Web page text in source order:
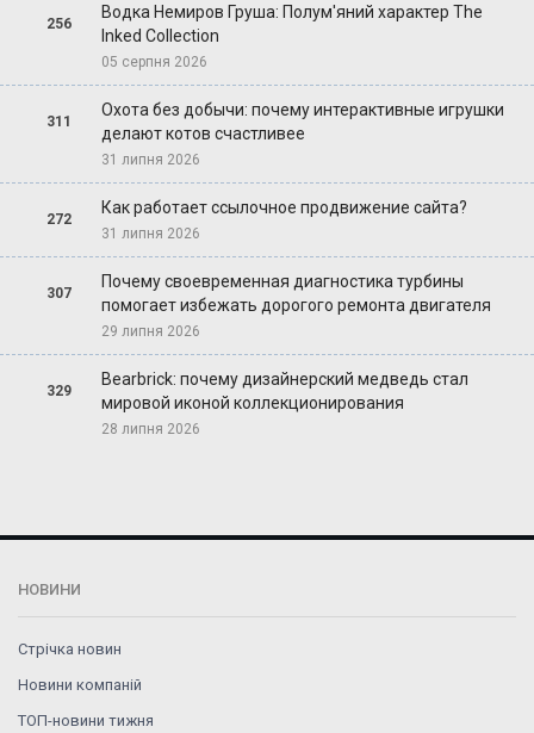
256
Водка Немиров Груша: Полум'яний характер The
Inked Collection
05 серпня 2026
311
Охота без добычи: почему интерактивные игрушки
делают котов счастливее
31 липня 2026
272
Как работает ссылочное продвижение сайта?
31 липня 2026
307
Почему своевременная диагностика турбины
помогает избежать дорогого ремонта двигателя
29 липня 2026
329
Bearbrick: почему дизайнерский медведь стал
мировой иконой коллекционирования
28 липня 2026
НОВИНИ
Стрічка новин
Новини компаній
ТОП-новини тижня